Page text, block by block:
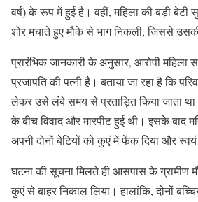
वर्ष) के रूप में हुई है। वहीं, महिला की बड़ी बेटी
शोर मचाते हुए मौके से भाग निकली, जिससे
प्रारंभिक जानकारी के अनुसार, आरोपी महिला
प्रजापति की पत्नी है। बताया जा रहा है कि
लेकर उसे लंबे समय से प्रताड़ित किया जाता
के बीच विवाद और मारपीट हुई थी। इसके बाद
अपनी दोनों बेटियों को कुएं में फेंक दिया और
घटना की सूचना मिलते ही आसपास के ग्रामीण
कुएं से बाहर निकाल लिया। हालांकि, दोनों